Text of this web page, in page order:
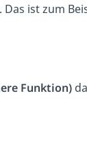
ist zum
Funktion)